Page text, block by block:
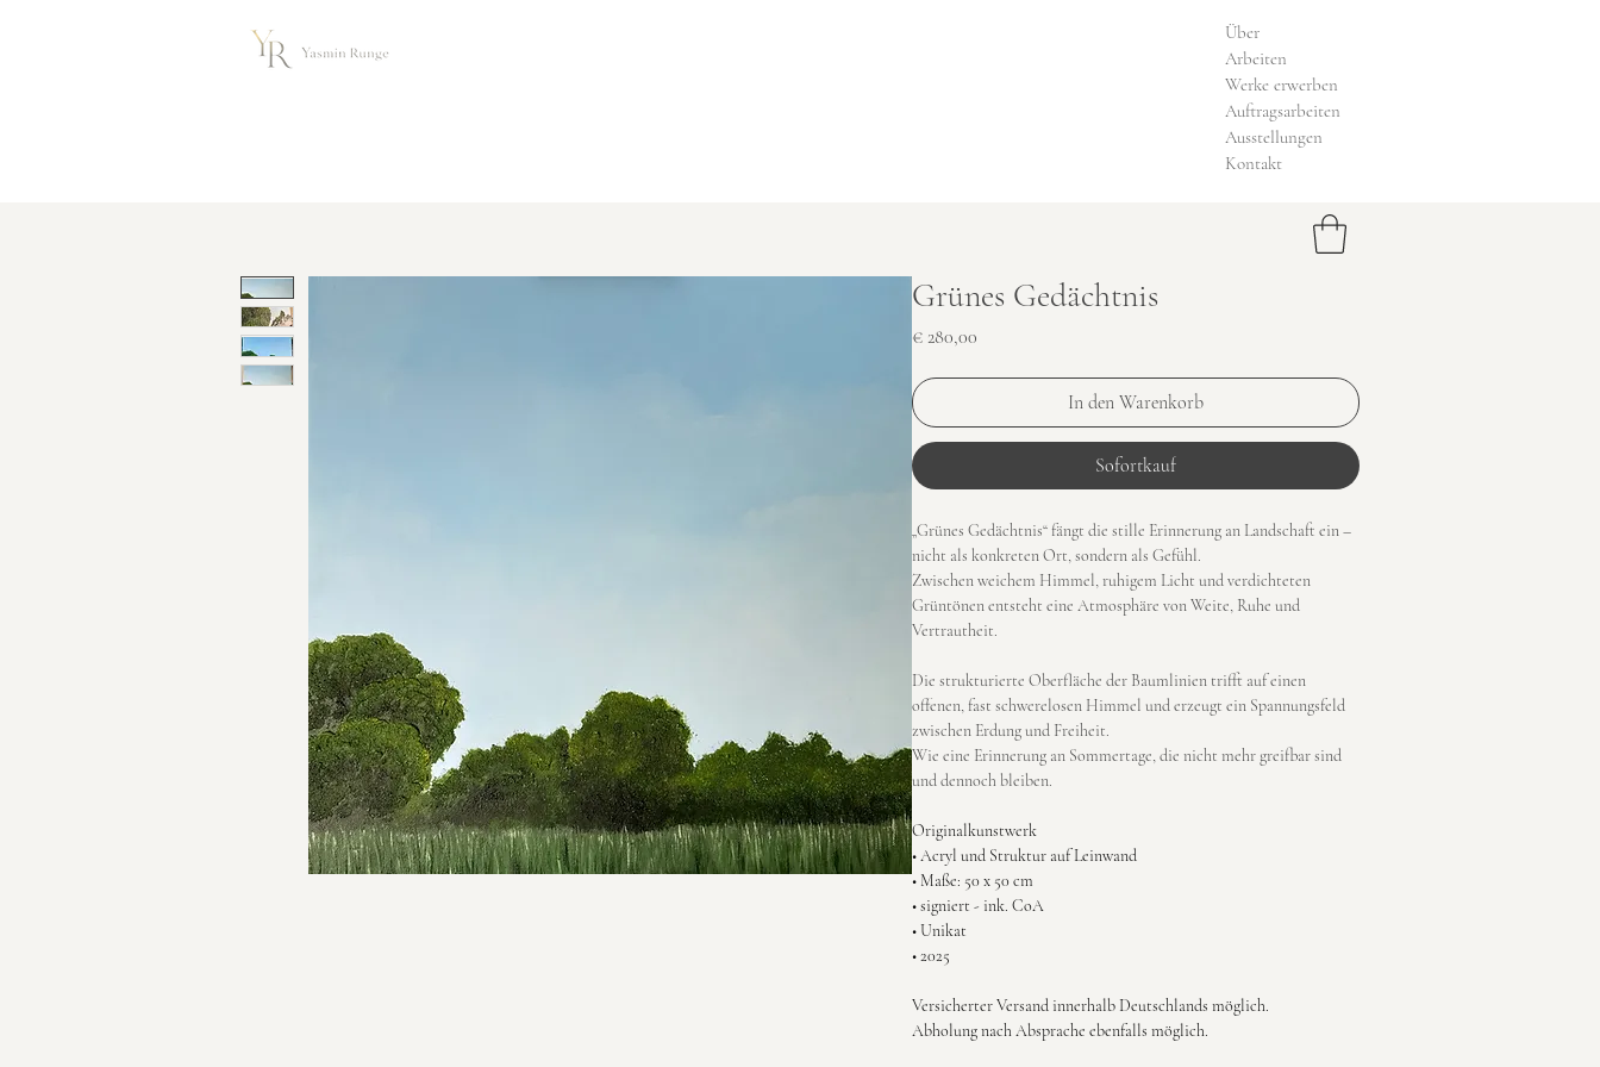
Über
Arbeiten
Werke erwerben
Auftragsarbeiten
Ausstellungen
Kontakt
Grünes Gedächtnis
€ 280,00
In den Warenkorb
Sofortkauf
„Grünes Gedächtnis“ fängt die stille Erinnerung an Landschaft ein –
nicht als konkreten Ort, sondern als Gefühl.
Zwischen weichem Himmel, ruhigem Licht und verdichteten
Grüntönen entsteht eine Atmosphäre von Weite, Ruhe und
Vertrautheit.
Die strukturierte Oberfläche der Baumlinien trifft auf einen
offenen, fast schwerelosen Himmel und erzeugt ein Spannungsfeld
zwischen Erdung und Freiheit.
Wie eine Erinnerung an Sommertage, die nicht mehr greifbar sind
und dennoch bleiben.
Originalkunstwerk
• Acryl und Struktur auf Leinwand
• Maße: 50 x 50 cm
• signiert - ink. CoA
• Unikat
• 2025
Versicherter Versand innerhalb Deutschlands möglich.
Abholung nach Absprache ebenfalls möglich.